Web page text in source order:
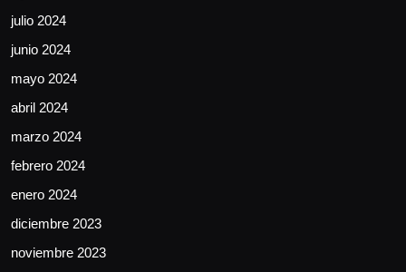
julio 2024
junio 2024
mayo 2024
abril 2024
marzo 2024
febrero 2024
enero 2024
diciembre 2023
noviembre 2023